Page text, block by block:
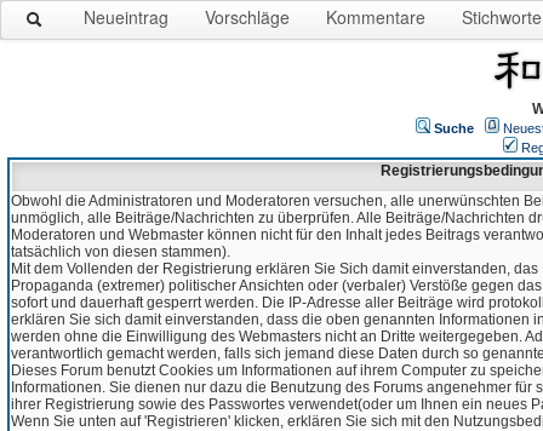
Neueintrag Vorschläge Kommentare Stichworte
Suche
Obwohl die Administratoren und Moderatoren versuchen, alle unerwünschten
unmöglich, alle Beiträge/Nachrichten zu überprüfen. Alle Beiträge/Nachrichten
Moderatoren und Webmaster können nicht für den Inhalt jedes Beitrags
tatsächlich von diesen stammen).
Mit dem Vollenden der Registrierung erklären Sie Sich damit einverstanden,
Propaganda (extremer) politischer Ansichten oder (verbaler) Verstöße gegen
sofort und dauerhaft gesperrt werden. Die IP-Adresse aller Beiträge wird
erklären Sie sich damit einverstanden, dass die oben genannten Informationen
werden ohne die Einwilligung des Webmasters nicht an Dritte weitergegeben.
verantwortlich gemacht werden, falls sich jemand diese Daten durch so
Dieses Forum benutzt Cookies um Informationen auf ihrem Computer zu
Informationen. Sie dienen nur dazu die Benutzung des Forums angenehmer
ihrer Registrierung sowie des Passwortes verwendet(oder um Ihnen ein neues
Wenn Sie unten auf 'Registrieren' klicken, erklären Sie sich mit den